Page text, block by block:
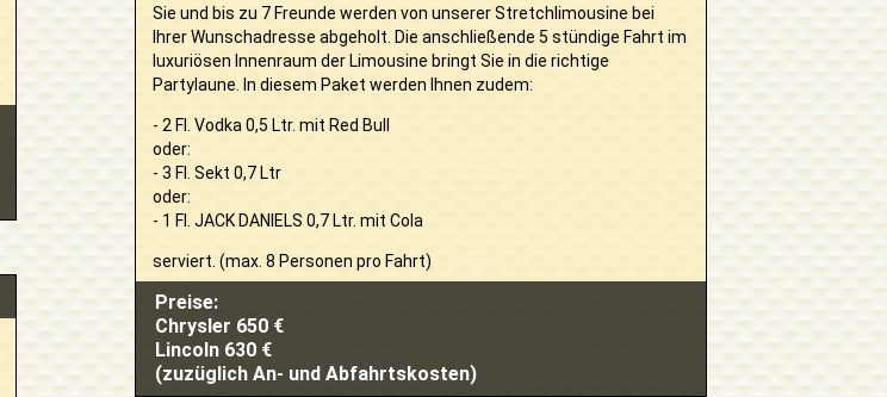
Preise:
Chrysler 650 €
Lincoln 630 €
(zuzüglich An- und Abfahrtskosten)
Sie und bis zu 7 Freunde werden von unserer Stretchlimousine bei
Ihrer Wunschadresse abgeholt. Die anschließende 5 stündige Fahrt im
luxuriösen Innenraum der Limousine bringt Sie in die richtige
Partylaune. In diesem Paket werden Ihnen zudem:
- 2 Fl. Vodka 0,5 Ltr. mit Red Bull
oder:
- 3 Fl. Sekt 0,7 Ltr
oder:
- 1 Fl. JACK DANIELS 0,7 Ltr. mit Cola
serviert. (max. 8 Personen pro Fahrt)